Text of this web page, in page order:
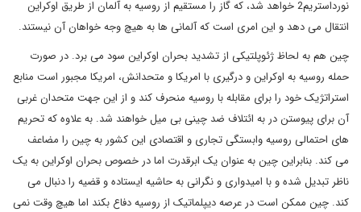
نورداستریم2 خواهد شد، که گاز را مستقیم از روسیه به آلمان از طریق اوکراین
انتقال می دهد و این امری است که آلمانی ها به هیچ وجه خواهان آن نیستند.
چین هم به لحاظ ژئوپلتیکی از تشدید بحران اوکراین سود می برد. در صورت
حمله روسیه به اوکراین و درگیری با امریکا و متحدانش، امریکا مجبور است منابع
استراتژیک خود را برای مقابله با روسیه منحرف کند و از این جهت متحدان غربی
آن برای پیوستن در به ائتلاف ضد چینی بی میل خواهند شد. به علاوه که تحریم
های احتمالی روسیه وابستگی تجاری و اقتصادی این کشور به چین را مضاعف
می کند. بنابراین چین به عنوان یک ابرقدرت اما در خصوص بحران اوکراین به یک
ناظر تبدیل شده و با امیدواری و نگرانی به حاشیه ایستاده و قضیه را دنبال می
کند. چین ممکن است در عرصه دیپلماتیک از روسیه دفاع بکند اما هیچ وقت نمی